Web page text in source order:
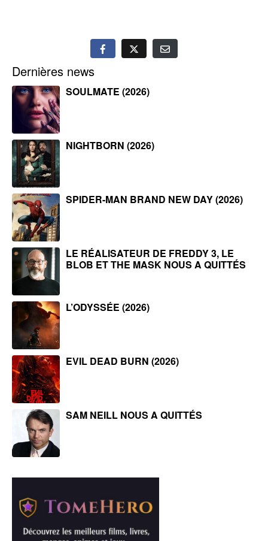
Dernières news
SOULMATE (2026)
NIGHTBORN (2026)
SPIDER-MAN BRAND NEW DAY (2026)
LE RÉALISATEUR DE FREDDY 3, LE
BLOB ET THE MASK NOUS A QUITTÉS
L’ODYSSÉE (2026)
EVIL DEAD BURN (2026)
SAM NEILL NOUS A QUITTÉS